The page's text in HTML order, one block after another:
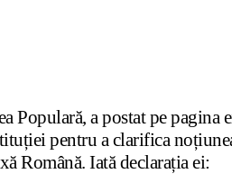
a postat pe pagina
pentru a clarifica
Română. Iată declarația ei: